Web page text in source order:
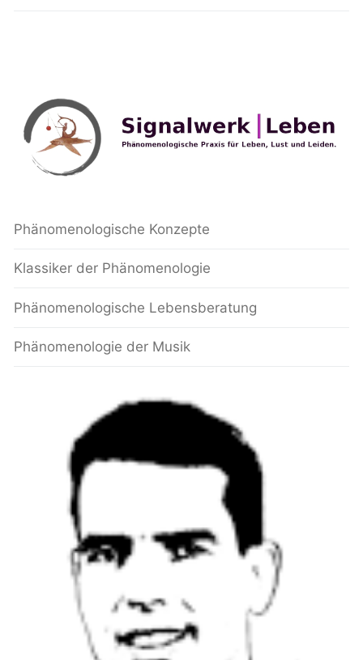
Phänomenologische Konzepte
Klassiker der Phänomenologie
Phänomenologische Lebensberatung
Phänomenologie der Musik